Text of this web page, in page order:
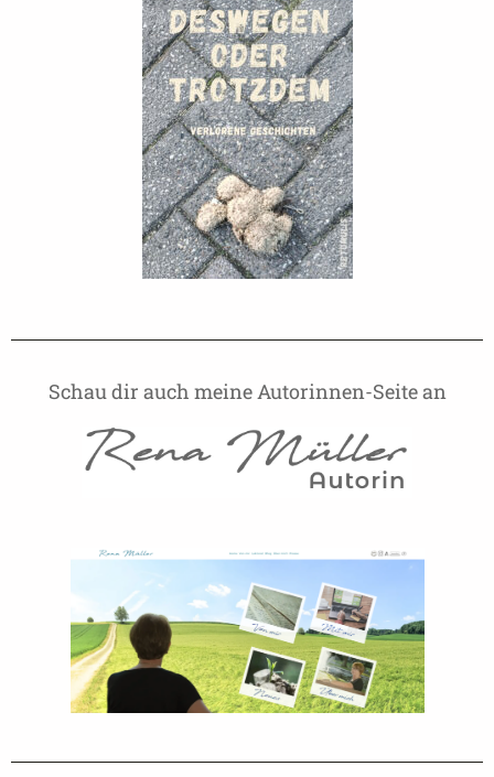
Schau dir auch meine Autorinnen-Seite an